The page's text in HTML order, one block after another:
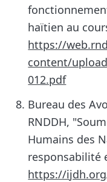
haïtien au
https://
content/
012.pdf
Bureau des
RNDDH,
Humains des
responsabilité
https://